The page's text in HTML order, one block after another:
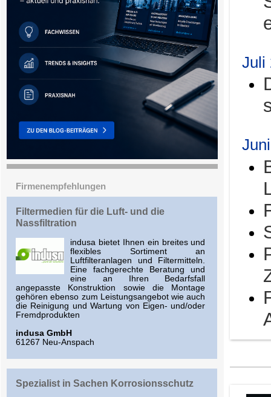
Firmenempfehlungen
Filtermedien für die Luft- und die
Nassfiltration
indusa bietet Ihnen ein breites und
flexibles Sortiment an
Luftfilteranlagen und Filtermitteln.
Eine fachgerechte Beratung und
eine an Ihren Bedarfsfall
angepasste Konstruktion sowie die Montage
gehören ebenso zum Leistungsangebot wie auch
die Reinigung und Wartung von Eigen- und/oder
Fremdprodukten
indusa GmbH
61267 Neu-Anspach
Spezialist in Sachen Korrosionsschutz
Juli